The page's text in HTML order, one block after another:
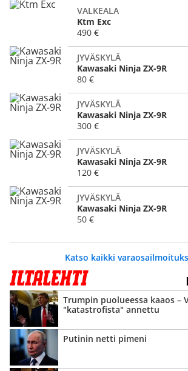
VALKEALA
Ktm Exc
490 €
JYVÄSKYLÄ
Kawasaki Ninja ZX-9R
80 €
JYVÄSKYLÄ
Kawasaki Ninja ZX-9R
300 €
JYVÄSKYLÄ
Kawasaki Ninja ZX-9R
120 €
JYVÄSKYLÄ
Kawasaki Ninja ZX-9R
50 €
Katso kaikki
Trumpin puolueessa kaaos –
"katastrofista" annettu
Putinin netti pimeni